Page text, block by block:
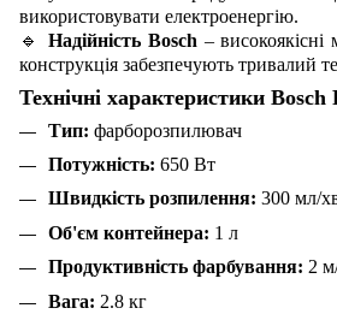
використовувати електроенергію.
🔹
Надійність Bosch – високоякісні
конструкція забезпечують тривалий
Технічні характеристики Bosch
Тип: фарборозпилювач
Потужність: 650 Вт
Швидкість розпилення: 300 мл/
Об'єм контейнера: 1 л
Продуктивність фарбування: 2
Вага: 2.8 кг